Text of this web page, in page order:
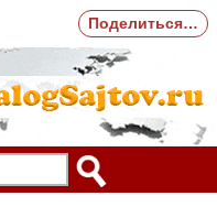
Поделиться…